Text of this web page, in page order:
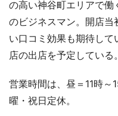
の高い神谷町エリアで働
のビジネスマン。開店
い口コミ効果も期待し
店の出店を予定している。
営業時間は、昼＝11時
曜・祝日定休。